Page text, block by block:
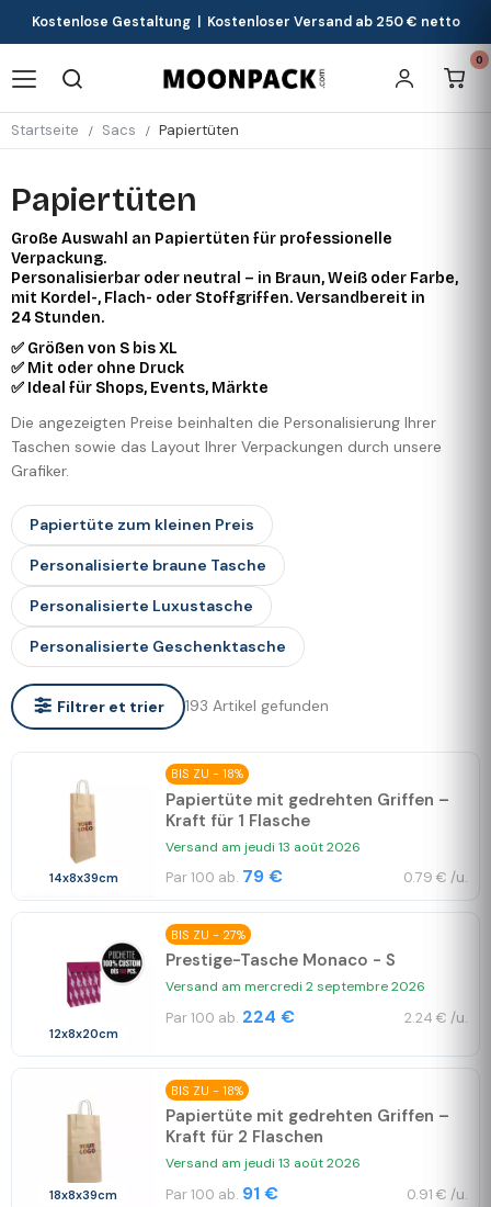
Kostenlose Gestaltung | Kostenloser Versand ab 250 € netto
0
Startseite Sacs Papiertüten
Papiertüten
Große Auswahl an Papiertüten für professionelle
Verpackung.
Personalisierbar oder neutral – in Braun, Weiß oder Farbe,
mit Kordel-, Flach- oder Stoffgriffen. Versandbereit in
24 Stunden.
✅ Größen von S bis XL
✅ Mit oder ohne Druck
✅ Ideal für Shops, Events, Märkte
Die angezeigten Preise beinhalten die Personalisierung Ihrer
Taschen sowie das Layout Ihrer Verpackungen durch unsere
Grafiker.
Papiertüte zum kleinen Preis
Personalisierte braune Tasche
Personalisierte Luxustasche
Personalisierte Geschenktasche
Filtrer et trier 193 Artikel gefunden
14x8x39cm
BIS ZU - 18%
Papiertüte mit gedrehten Griffen –
Kraft für 1 Flasche
Versand am jeudi 13 août 2026
Par 100 ab. 79 € 0.79 € /u.
12x8x20cm
BIS ZU - 27%
Prestige-Tasche Monaco - S
Versand am mercredi 2 septembre 2026
Par 100 ab. 224 € 2.24 € /u.
18x8x39cm
BIS ZU - 18%
Papiertüte mit gedrehten Griffen –
Kraft für 2 Flaschen
Versand am jeudi 13 août 2026
Par 100 ab. 91 € 0.91 € /u.